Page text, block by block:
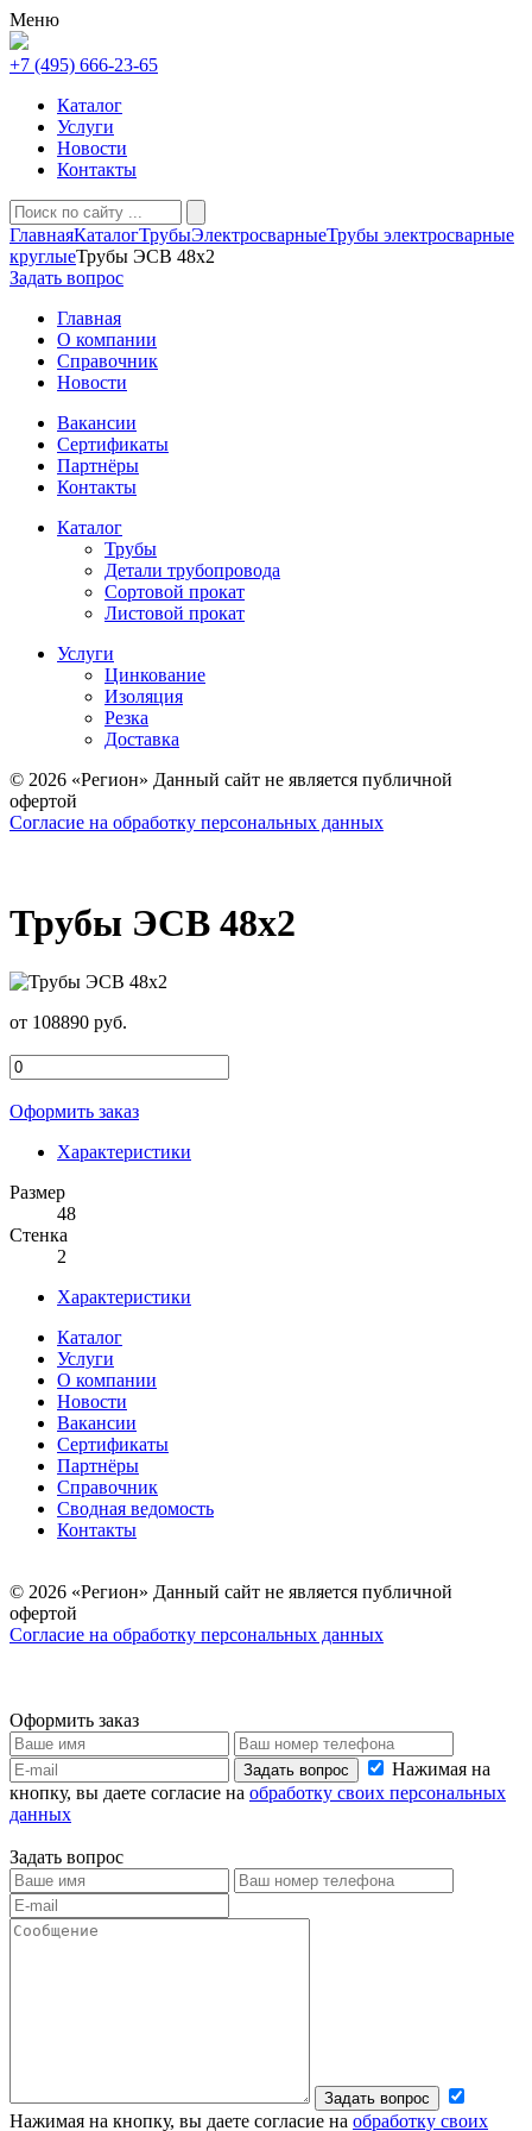
Меню
+7 (495) 666-23-65
Каталог
Услуги
Новости
Контакты
ГлавнаяКаталогТрубыЭлектросварныеТрубы электросварные
круглыеТрубы ЭСВ 48х2
Задать вопрос
Главная
О компании
Справочник
Новости
Вакансии
Сертификаты
Партнёры
Контакты
Каталог
Трубы
Детали трубопровода
Сортовой прокат
Листовой прокат
Услуги
Цинкование
Изоляция
Резка
Доставка
© 2026 «Регион» Данный сайт не является публичной
офертой
Согласие на обработку персональных данных
Трубы ЭСВ 48х2
от 108890 руб.
Оформить заказ
Характеристики
Размер
48
Стенка
2
Характеристики
Каталог
Услуги
О компании
Новости
Вакансии
Сертификаты
Партнёры
Справочник
Сводная ведомость
Контакты
© 2026 «Регион» Данный сайт не является публичной
офертой
Согласие на обработку персональных данных
Оформить заказ
Задать вопрос
Нажимая на
кнопку, вы даете согласие на обработку своих персональных
данных
Задать вопрос
Задать вопрос
Нажимая на кнопку, вы даете согласие на обработку своих